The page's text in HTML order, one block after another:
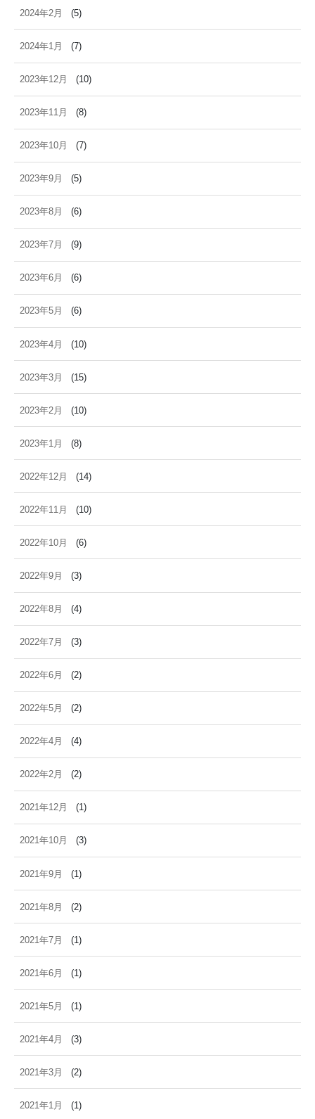
2024年2月 (5)
2024年1月 (7)
2023年12月 (10)
2023年11月 (8)
2023年10月 (7)
2023年9月 (5)
2023年8月 (6)
2023年7月 (9)
2023年6月 (6)
2023年5月 (6)
2023年4月 (10)
2023年3月 (15)
2023年2月 (10)
2023年1月 (8)
2022年12月 (14)
2022年11月 (10)
2022年10月 (6)
2022年9月 (3)
2022年8月 (4)
2022年7月 (3)
2022年6月 (2)
2022年5月 (2)
2022年4月 (4)
2022年2月 (2)
2021年12月 (1)
2021年10月 (3)
2021年9月 (1)
2021年8月 (2)
2021年7月 (1)
2021年6月 (1)
2021年5月 (1)
2021年4月 (3)
2021年3月 (2)
2021年1月 (1)